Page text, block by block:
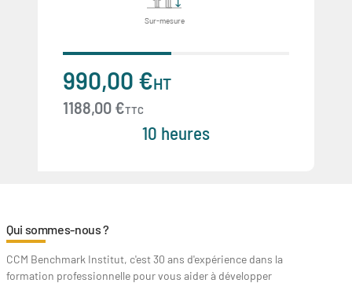
Sur-mesure
990,00 €HT
1188,00 €TTC
10 heures
Qui sommes-nous ?
CCM Benchmark Institut, c'est 30 ans d'expérience dans la
formation professionnelle pour vous aider à développer